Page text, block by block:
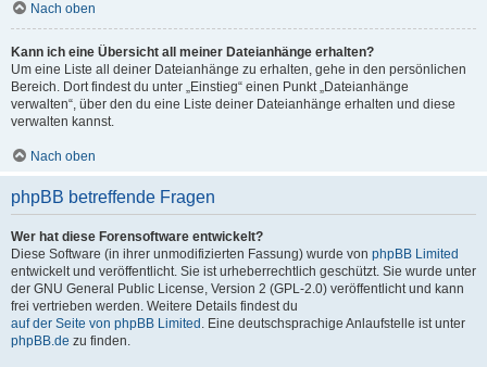
Nach oben
Kann ich eine Übersicht all meiner Dateianhänge erhalten?
Um eine Liste all deiner Dateianhänge zu erhalten, gehe in den persönlichen
Bereich. Dort findest du unter „Einstieg“ einen Punkt „Dateianhänge
verwalten“, über den du eine Liste deiner Dateianhänge erhalten und diese
verwalten kannst.
Nach oben
phpBB betreffende Fragen
Wer hat diese Forensoftware entwickelt?
Diese Software (in ihrer unmodifizierten Fassung) wurde von phpBB Limited
entwickelt und veröffentlicht. Sie ist urheberrechtlich geschützt. Sie wurde unter
der GNU General Public License, Version 2 (GPL-2.0) veröffentlicht und kann
frei vertrieben werden. Weitere Details findest du
auf der Seite von phpBB Limited . Eine deutschsprachige Anlaufstelle ist unter
phpBB.de zu finden.